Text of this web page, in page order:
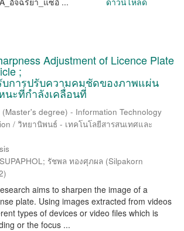
Adjustment of Licence Plate
;
การปรับความคมชัดของภาพแผ่น
นะที่กำลังเคลื่อนที่
degree) - Information Technology
/ วิทยานิพนธ์ - เทคโนโลยีสารสนเทศและ
รัชพล ทองศุภผล (Silpakorn
)
aims to sharpen the image of a
plate. Using images extracted from videos
types of devices or video files which is
or the focus ...